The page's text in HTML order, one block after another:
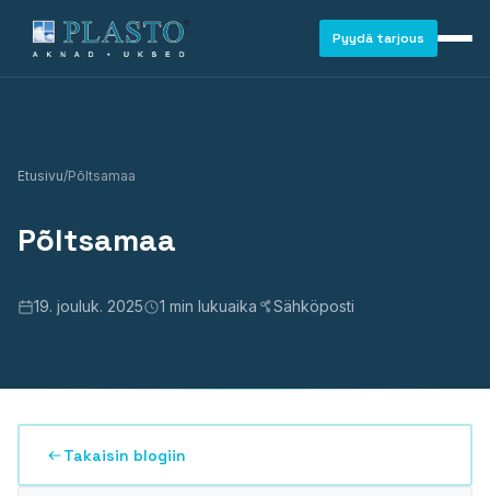
IKKUNAT
Pyydä tarjous
Etusivu/Põltsamaa
Põltsamaa
19. jouluk. 2025 1 min lukuaika Sähköposti
Takaisin blogiin